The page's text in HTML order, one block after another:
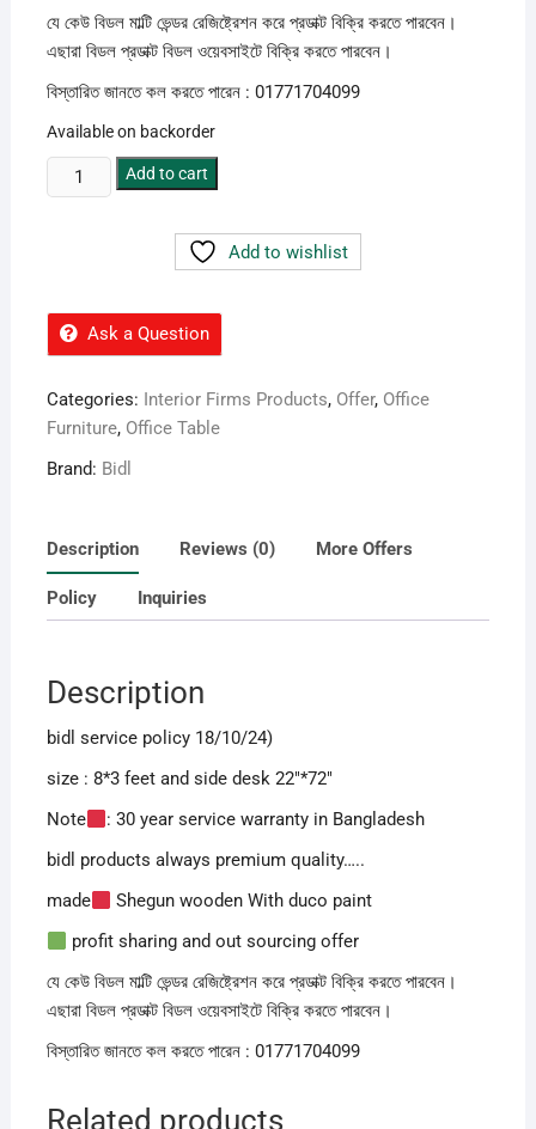
যে কেউ বিডল মাল্টি ভেন্ডর রেজিষ্ট্রেশন করে প্রডাক্ট বিক্রি করতে পারবেন।
এছারা বিডল প্রডাক্ট বিডল ওয়েবসাইটে বিক্রি করতে পারবেন।
বিস্তারিত জানতে কল করতে পারেন : 01771704099
Available on backorder
model
no
Add to cart
Add to wishlist
Ask a Question
Categories: Interior Firms Products, Offer, Office
Furniture, Office Table
Brand: Bidl
Description Reviews (0) More Offers
Policy Inquiries
Description
bidl service policy 18/10/24)
size : 8*3 feet and side desk 22″*72″
Note
: 30 year service warranty in Bangladesh
bidl products always premium quality…..
made
Shegun wooden With duco paint
profit sharing and out sourcing offer
যে কেউ বিডল মাল্টি ভেন্ডর রেজিষ্ট্রেশন করে প্রডাক্ট বিক্রি করতে পারবেন।
এছারা বিডল প্রডাক্ট বিডল ওয়েবসাইটে বিক্রি করতে পারবেন।
বিস্তারিত জানতে কল করতে পারেন : 01771704099
Related products